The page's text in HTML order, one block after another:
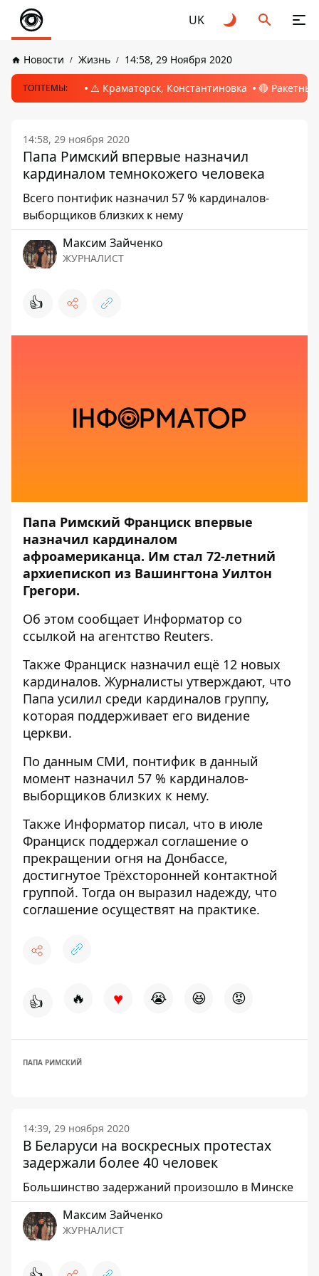
UK
Новости Жизнь 14:58, 29 Ноября 2020
ТОПТЕМЫ: ⚠️ Краматорск, Константиновка 🔴
14:58, 29 ноября 2020
Папа Римский впервые назначил
кардиналом темнокожего человека
Всего понтифик назначил 57 % кардиналов-
выборщиков близких к нему
Максим Зайченко
ЖУРНАЛИСТ
👍
Папа Римский Франциск впервые
назначил кардиналом
афроамериканца. Им стал 72-летний
архиепископ из Вашингтона Уилтон
Грегори.
Об этом сообщает Информатор со
ссылкой на агентство Reuters.
Также Франциск назначил ещё 12 новых
кардиналов. Журналисты утверждают, что
Папа усилил среди кардиналов группу,
которая поддерживает его видение
церкви.
По данным СМИ, понтифик в данный
момент назначил 57 % кардиналов-
выборщиков близких к нему.
Также Информатор писал, что в июле
Франциск поддержал соглашение о
прекращении огня на Донбассе,
достигнутое Трёхсторонней контактной
группой. Тогда он выразил надежду, что
соглашение осуществят на практике.
👍 🔥 ♥ 😭 😆 😡
ПАПА РИМСКИЙ
14:39, 29 ноября 2020
В Беларуси на воскресных протестах
задержали более 40 человек
Большинство задержаний произошло в Минске
Максим Зайченко
ЖУРНАЛИСТ